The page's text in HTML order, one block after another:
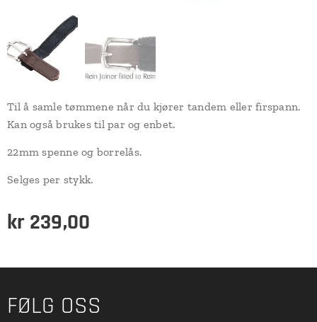
Til å samle tømmene når du kjører tandem eller firspann.
Kan også brukes til par og enbet.
22mm spenne og borrelås.
Selges per stykk.
kr 239,00
FØLG OSS